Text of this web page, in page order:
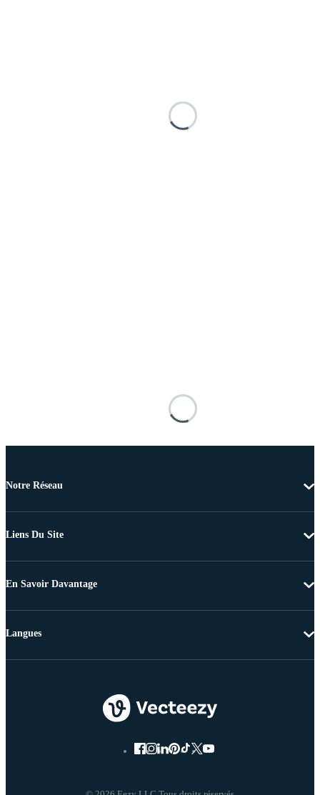
Notre Réseau
Liens Du Site
En Savoir Davantage
Langues